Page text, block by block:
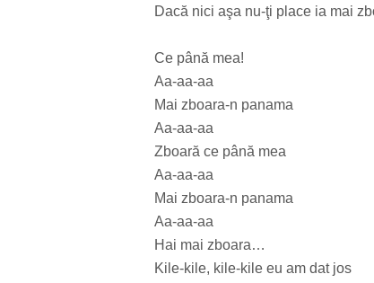
Dacă nici aşa nu-ţi place ia mai
Ce până mea!
Aa-aa-aa
Mai zboara-n panama
Aa-aa-aa
Zboară ce până mea
Aa-aa-aa
Mai zboara-n panama
Aa-aa-aa
Hai mai zboara…
Kile-kile, kile-kile eu am dat jos